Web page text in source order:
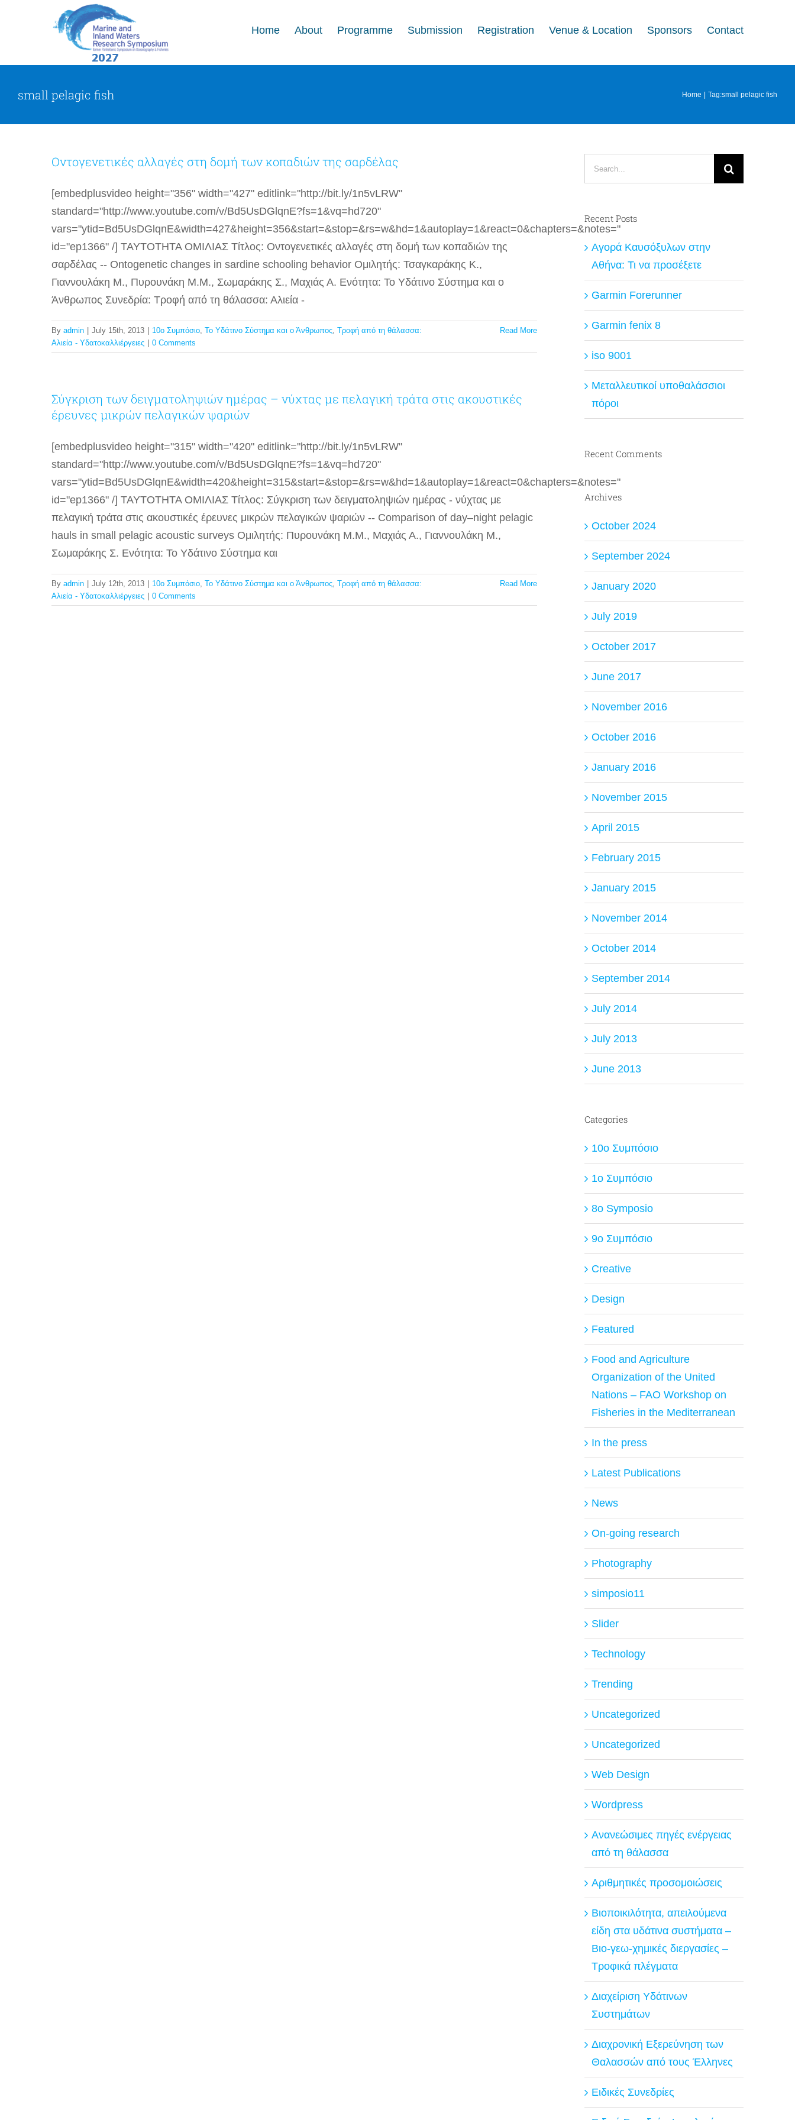
Home About Programme Submission Registration Venue & Location Sponsors Contact
small pelagic fish Home Tag:small pelagic fish
Οντογενετικές αλλαγές στη δομή των κοπαδιών της σαρδέλας
[embedplusvideo height="356" width="427" editlink="http://bit.ly/1n5vLRW"
standard="http://www.youtube.com/v/Bd5UsDGlqnE?fs=1&vq=hd720"
vars="ytid=Bd5UsDGlqnE&width=427&height=356&start=&stop=&rs=w&hd=1&autoplay=1&react=0&chapters=&notes="
id="ep1366" /] ΤΑΥΤΟΤΗΤΑ ΟΜΙΛΙΑΣ Τίτλος: Οντογενετικές αλλαγές στη δομή των κοπαδιών της
σαρδέλας -- Ontogenetic changes in sardine schooling behavior Ομιλητής: Τσαγκαράκης Κ.,
Γιαννουλάκη Μ., Πυρουνάκη Μ.M., Σωμαράκης Σ., Μαχιάς Α. Ενότητα: Το Υδάτινο Σύστημα και ο
Άνθρωπος Συνεδρία: Τροφή από τη θάλασσα: Αλιεία -
By admin July 15th, 2013 10ο Συμπόσιο, Το Υδάτινο Σύστημα και ο Άνθρωπος, Τροφή από τη θάλασσα:
Αλιεία - Υδατοκαλλιέργειες
0 Comments
Read More
Σύγκριση των δειγματοληψιών ημέρας – νύχτας με πελαγική τράτα στις ακουστικές
έρευνες μικρών πελαγικών ψαριών
[embedplusvideo height="315" width="420" editlink="http://bit.ly/1n5vLRW"
standard="http://www.youtube.com/v/Bd5UsDGlqnE?fs=1&vq=hd720"
vars="ytid=Bd5UsDGlqnE&width=420&height=315&start=&stop=&rs=w&hd=1&autoplay=1&react=0&chapters=&notes="
id="ep1366" /] ΤΑΥΤΟΤΗΤΑ ΟΜΙΛΙΑΣ Τίτλος: Σύγκριση των δειγματοληψιών ημέρας - νύχτας με
πελαγική τράτα στις ακουστικές έρευνες μικρών πελαγικών ψαριών -- Comparison of day–night pelagic
hauls in small pelagic acoustic surveys Ομιλητής: Πυρουνάκη Μ.M., Μαχιάς Α., Γιαννουλάκη Μ.,
Σωμαράκης Σ. Ενότητα: Το Υδάτινο Σύστημα και
By admin July 12th, 2013 10ο Συμπόσιο, Το Υδάτινο Σύστημα και ο Άνθρωπος, Τροφή από τη θάλασσα:
Αλιεία - Υδατοκαλλιέργειες
0 Comments
Read More
for:
Recent Posts
Αγορά Καυσόξυλων στην
Αθήνα: Τι να προσέξετε
Garmin Forerunner
Garmin fenix 8
iso 9001
Μεταλλευτικοί υποθαλάσσιοι
πόροι
Recent Comments
Archives
October 2024
September 2024
January 2020
July 2019
October 2017
June 2017
November 2016
October 2016
January 2016
November 2015
April 2015
February 2015
January 2015
November 2014
October 2014
September 2014
July 2014
July 2013
June 2013
Categories
10ο Συμπόσιο
1ο Συμπόσιο
8o Symposio
9ο Συμπόσιο
Creative
Design
Featured
Food and Agriculture
Organization of the United
Nations – FAO Workshop on
Fisheries in the Mediterranean
In the press
Latest Publications
News
On-going research
Photography
simposio11
Slider
Technology
Trending
Uncategorized
Uncategorized
Web Design
Wordpress
Ανανεώσιμες πηγές ενέργειας
από τη θάλασσα
Αριθμητικές προσομοιώσεις
Βιοποικιλότητα, απειλούμενα
είδη στα υδάτινα συστήματα –
Βιο-γεω-χημικές διεργασίες –
Τροφικά πλέγματα
Διαχείριση Υδάτινων
Συστημάτων
Διαχρονική Εξερεύνηση των
Θαλασσών από τους Έλληνες
Ειδικές Συνεδρίες